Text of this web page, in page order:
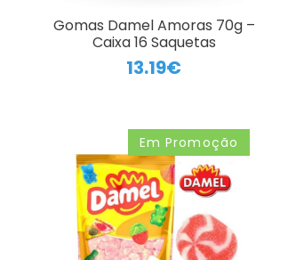
Gomas Damel Amoras 70g –
Caixa 16 Saquetas
13.19€
Em Promoção